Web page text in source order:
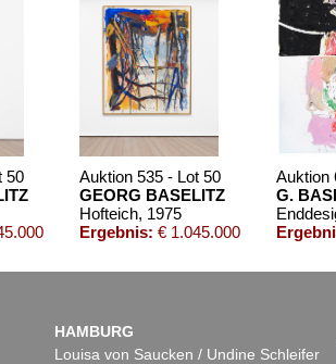
50
Auktion 535 - Lot 50
GEORG BASELITZ
Hofteich, 1975
Ergebnis: € 1.045.000
Auktion
G.
HAMBURG
Louisa von Saucken / Undine Schleifer